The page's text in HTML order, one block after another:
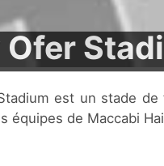
Ofer
équipes de Maccabi